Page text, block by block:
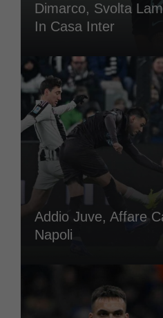
Dimarco, Svolta
In Casa Inter
Addio Juve, Affare
Napoli